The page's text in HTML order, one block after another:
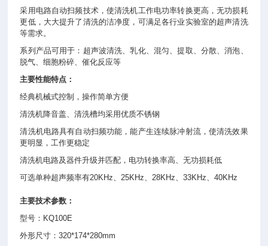
采用电路自动扫频技术，使清洗机工作电功率转换更高，无功损耗
更低，大大提升了清洗的洁净度，可满足各行业实验室的超声清洗
等需求。
系列产品可用于：超声波清洗、乳化、混匀、提取、分散、消泡、
脱气、细胞粉碎、催化反应等
主要性能特点：
经典机械式控制，操作简单方便
清洗机降音盖、清洗槽均采用优质不锈钢
清洗机电路具有自动扫频功能，能产生连续脉冲射流，使清洗效果
更明显，工作更稳定
清洗机电路及器件升级并匹配，电功转换率高、无功损耗低
可选单种超声频率有20KHz、25KHz、28KHz、33KHz、40KHz
主要技术参数：
型号：KQ100E
外形尺寸：320*174*280mm